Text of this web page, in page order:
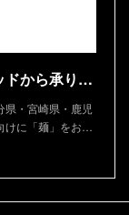
製麺屋 慶史｜中華麺・特注麺を小ロッドから承ります
・宮崎県・鹿児
けに「麺」をお…